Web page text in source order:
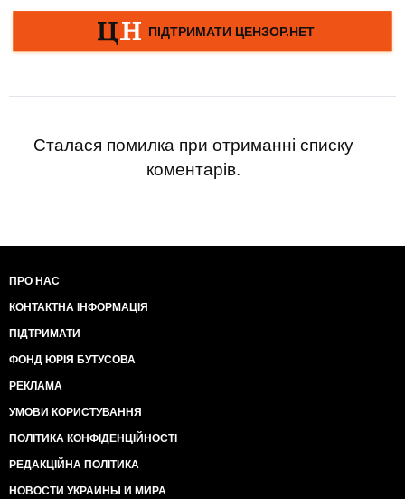
Сталася помилка при отриманні списку
коментарів.
ПРО НАС
КОНТАКТНА ІНФОРМАЦІЯ
ПІДТРИМАТИ
ФОНД ЮРІЯ БУТУСОВА
РЕКЛАМА
УМОВИ КОРИСТУВАННЯ
ПОЛІТИКА КОНФІДЕНЦІЙНОСТІ
РЕДАКЦІЙНА ПОЛІТИКА
НОВОСТИ УКРАИНЫ И МИРА